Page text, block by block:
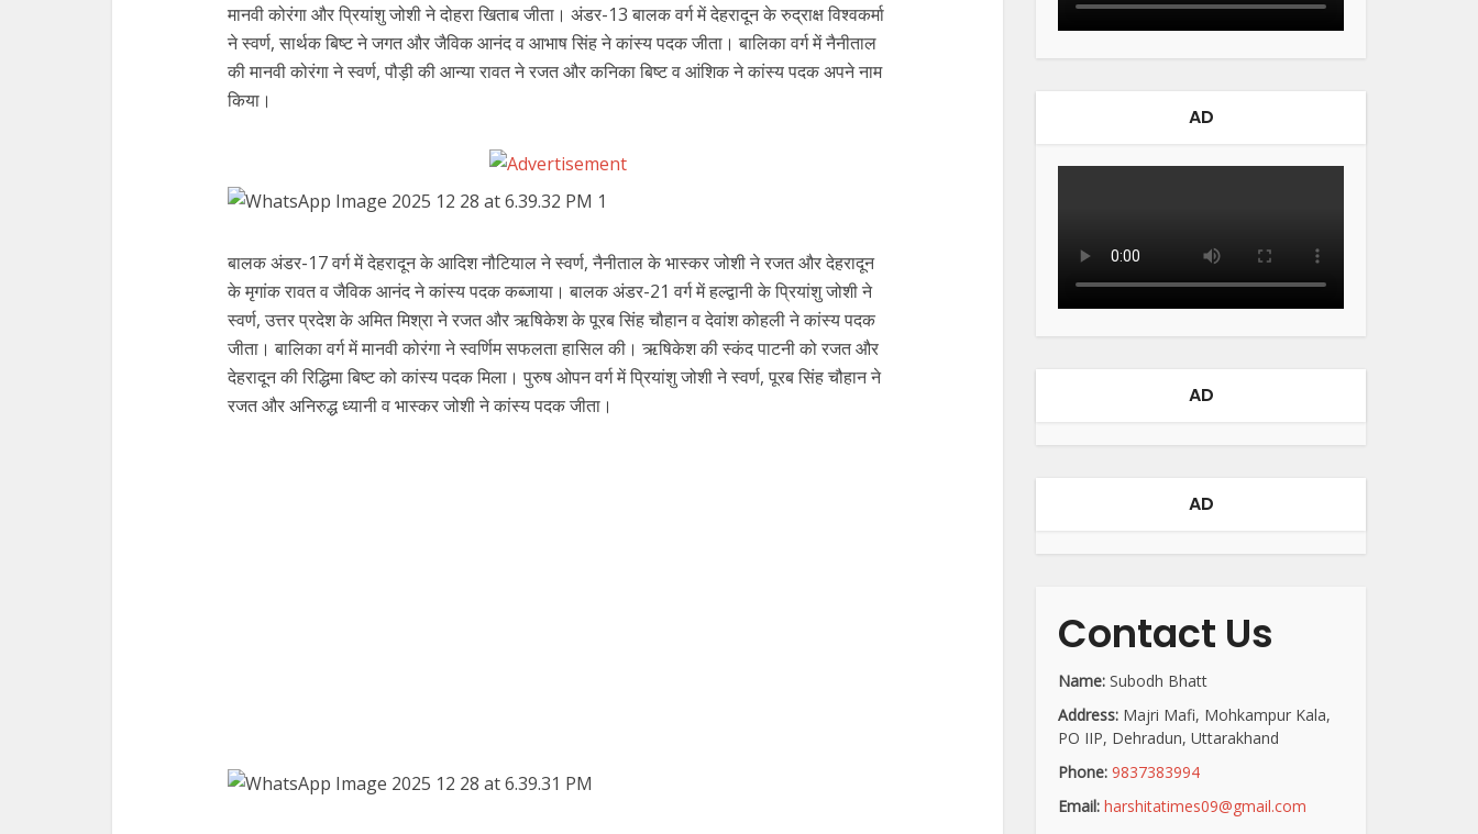
मानवी कोरंगा और प्रियांशु जोशी ने दोहरा खिताब जीता। अंडर-13 बालक वर्ग में देहरादून के रुद्राक्ष विश्वकर्मा
ने स्वर्ण, सार्थक बिष्ट ने जगत और जैविक आनंद व आभाष सिंह ने कांस्य पदक जीता। बालिका वर्ग में नैनीताल
की मानवी कोरंगा ने स्वर्ण, पौड़ी की आन्या रावत ने रजत और कनिका बिष्ट व आंशिक ने कांस्य पदक अपने नाम
किया।
बालक अंडर-17 वर्ग में देहरादून के आदिश नौटियाल ने स्वर्ण, नैनीताल के भास्कर जोशी ने रजत और देहरादून
के मृगांक रावत व जैविक आनंद ने कांस्य पदक कब्जाया। बालक अंडर-21 वर्ग में हल्द्वानी के प्रियांशु जोशी ने
स्वर्ण, उत्तर प्रदेश के अमित मिश्रा ने रजत और ऋषिकेश के पूरब सिंह चौहान व देवांश कोहली ने कांस्य पदक
जीता। बालिका वर्ग में मानवी कोरंगा ने स्वर्णिम सफलता हासिल की। ऋषिकेश की स्कंद पाटनी को रजत और
देहरादून की रिद्धिमा बिष्ट को कांस्य पदक मिला। पुरुष ओपन वर्ग में प्रियांशु जोशी ने स्वर्ण, पूरब सिंह चौहान ने
रजत और अनिरुद्ध ध्यानी व भास्कर जोशी ने कांस्य पदक जीता।
AD
AD
AD
Contact Us
Name: Subodh Bhatt
Address: Majri Mafi, Mohkampur Kala,
PO IIP, Dehradun, Uttarakhand
Phone: 9837383994
Email: harshitatimes09@gmail.com